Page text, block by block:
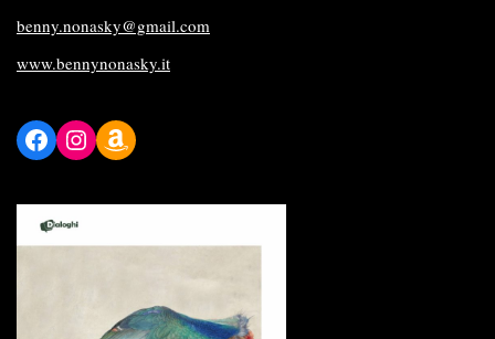
benny.nonasky@gmail.com
www.bennynonasky.it